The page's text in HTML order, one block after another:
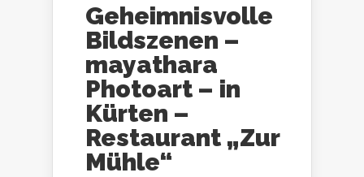
Geheimnisvolle
Bildszenen –
mayathara
Photoart – in
Kürten –
Restaurant „Zur
Mühle“